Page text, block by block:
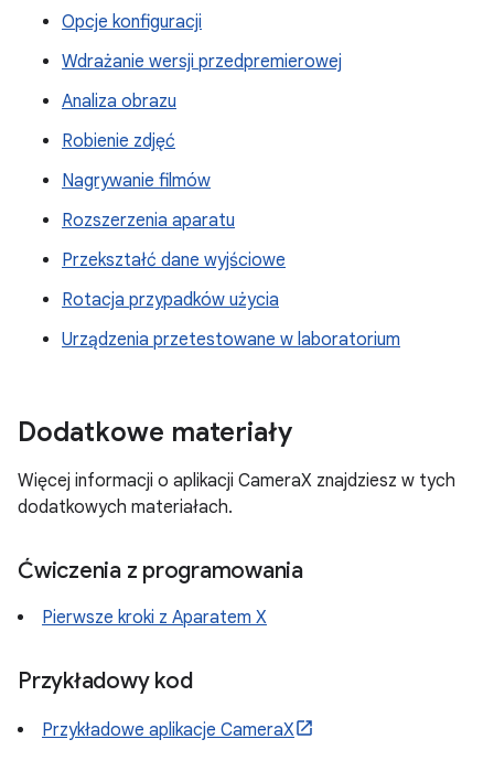
Opcje konfiguracji
Wdrażanie wersji przedpremierowej
Analiza obrazu
Robienie zdjęć
Nagrywanie filmów
Rozszerzenia aparatu
Przekształć dane wyjściowe
Rotacja przypadków użycia
Urządzenia przetestowane w laboratorium
Dodatkowe materiały
Więcej informacji o aplikacji CameraX znajdziesz w tych
dodatkowych materiałach.
Ćwiczenia z programowania
Pierwsze kroki z Aparatem X
Przykładowy kod
Przykładowe aplikacje CameraX